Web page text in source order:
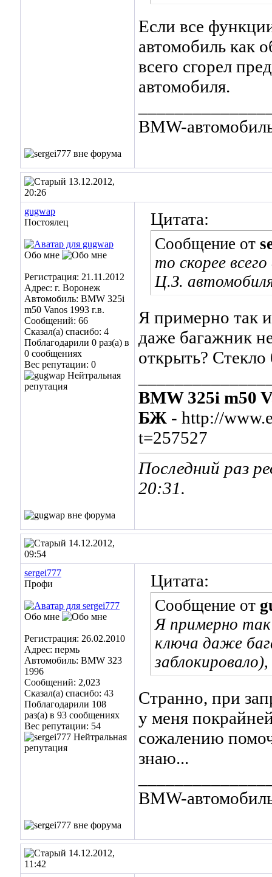
Если все
автомобиль как
всего сгорел
автомобиля.
BMW-
13.12.2012,
20:26
gugwap
Постоялец
Обо мне
Регистрация: 21.11.2012
Адрес: г. Воронеж
Автомобиль: BMW 325i
m50 Vanos 1993 г.в.
Сообщений: 66
Сказал(а) спасибо: 4
Поблагодарили 0 раз(а) в
0 сообщениях
Вес репутации: 0
Цитата:
Сообщение от
то скорее
Ц.З.
Я примерно так
даже багажник
открыть?
BMW 325i m50
БЖ - http://
t=257527
Последний раз
20:31.
14.12.2012,
09:54
sergei777
Профи
Обо мне
Регистрация: 26.02.2010
Адрес: пермь
Автомобиль: BMW 323
1996
Сообщений: 2,023
Сказал(а) спасибо: 43
Поблагодарили 108
раз(а) в 93 сообщениях
Вес репутации: 54
Цитата:
Сообщение от
Я примерно
ключа даже
Странно, при
у меня
сожалению
знаю...
BMW-
14.12.2012,
11:42